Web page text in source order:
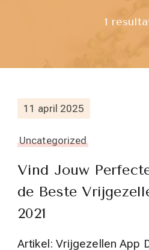
1
11 april 2025
Uncategorized
Vind Jouw
de Beste
2021
Artikel: Vrijgezellen App